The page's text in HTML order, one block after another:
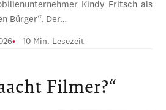
Kindy Fritsch als
Bürger“. Der…
10 Min. Lesezeit
Filmer?“